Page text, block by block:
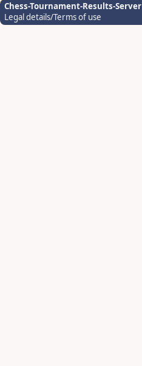
Chess-Tournament-Results-Server
Legal details/Terms of use